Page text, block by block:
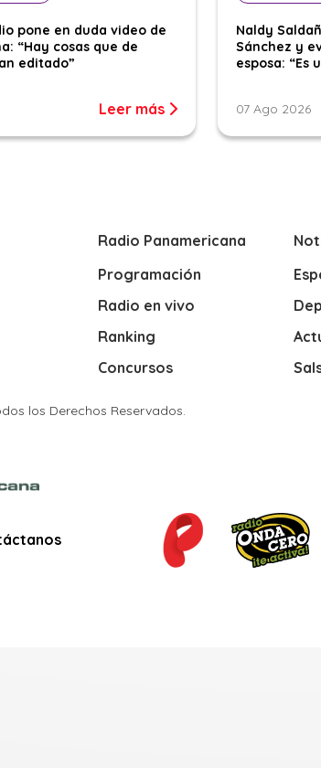
pone en duda video de
“Hay cosas que de
editado”
Leer más
Naldy
Sánchez y
esposa: “Es
07 Ago 2026
Radio Panamericana
Programación
Radio en vivo
Ranking
Concursos
los Derechos Reservados.